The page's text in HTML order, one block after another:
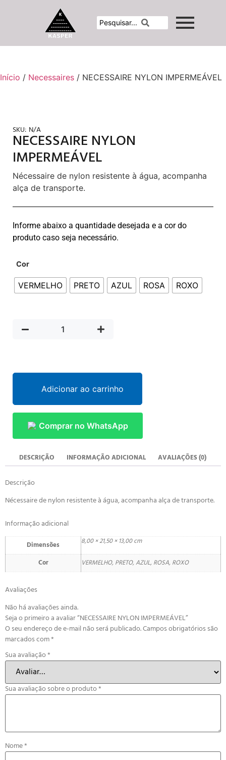
Início / Necessaires / NECESSAIRE NYLON IMPERMEÁVEL
SKU: N/A
NECESSAIRE NYLON
IMPERMEÁVEL
Nécessaire de nylon resistente à água, acompanha
alça de transporte.
Informe abaixo a quantidade desejada e a cor do
produto caso seja necessário.
Cor
VERMELHO PRETO AZUL ROSA ROXO
Adicionar ao carrinho
Comprar no WhatsApp
DESCRIÇÃO INFORMAÇÃO ADICIONAL AVALIAÇÕES (0)
Descrição
Nécessaire de nylon resistente à água, acompanha alça de transporte.
Informação adicional
Dimensões 8,00 × 21,50 × 13,00 cm
Cor VERMELHO, PRETO, AZUL, ROSA, ROXO
Avaliações
Não há avaliações ainda.
Seja o primeiro a avaliar “NECESSAIRE NYLON IMPERMEÁVEL”
O seu endereço de e-mail não será publicado.Campos obrigatórios são
marcados com*
Sua avaliação*
Sua avaliação sobre o produto*
Nome*